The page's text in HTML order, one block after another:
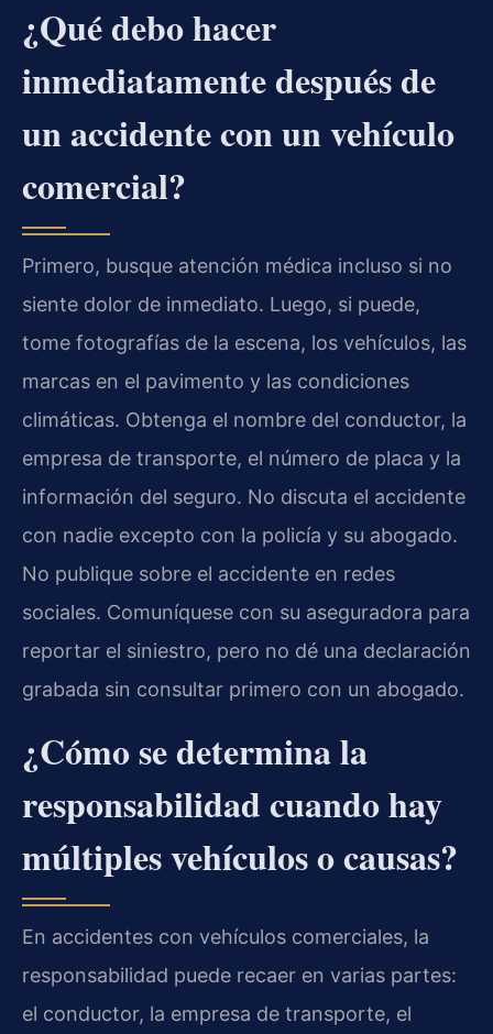
¿Qué debo hacer
inmediatamente después de
un accidente con un vehículo
comercial?
Primero, busque atención médica incluso si no
siente dolor de inmediato. Luego, si puede,
tome fotografías de la escena, los vehículos, las
marcas en el pavimento y las condiciones
climáticas. Obtenga el nombre del conductor, la
empresa de transporte, el número de placa y la
información del seguro. No discuta el accidente
con nadie excepto con la policía y su abogado.
No publique sobre el accidente en redes
sociales. Comuníquese con su aseguradora para
reportar el siniestro, pero no dé una declaración
grabada sin consultar primero con un abogado.
¿Cómo se determina la
responsabilidad cuando hay
múltiples vehículos o causas?
En accidentes con vehículos comerciales, la
responsabilidad puede recaer en varias partes:
el conductor, la empresa de transporte, el